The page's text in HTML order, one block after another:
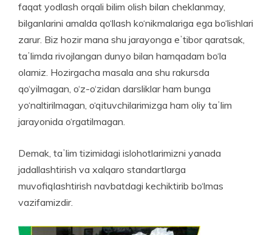
faqat yodlash orqali bilim olish bilan cheklanmay,
bilganlarini amalda qo‘llash ko‘nikmalariga ega bo‘lishlari
zarur. Biz hozir mana shu jarayonga eʼtibor qa­ratsak,
taʼlimda rivojlangan dunyo bilan hamqadam bo‘la
olamiz. Hozirgacha masala ana shu rakursda
qo‘yilmagan, o‘z-o‘zidan darsliklar ham bunga
yo‘naltirilmagan, o‘qituvchilarimizga ham oliy taʼlim
jarayonida o‘rgatilmagan.
Demak, taʼlim tizimidagi islohotlarimizni yanada
jadallash­tirish va xalqaro standartlarga
muvofiqlashtirish navbatdagi kechiktirib bo‘lmas
vazifamizdir.